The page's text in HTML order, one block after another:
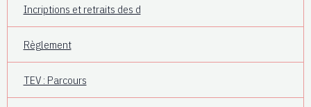
Incriptions et retraits des d
Règlement
TEV : Parcours